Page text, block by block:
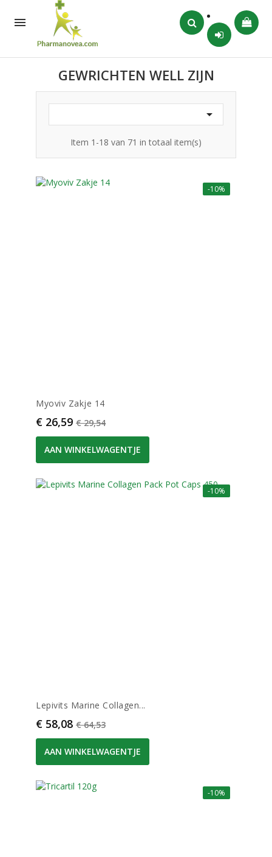

GEWRICHTEN WELL ZIJN

Item 1-18 van 71 in totaal item(s)
-10%
Myoviv Zakje 14
Prijs
€ 26,59 Normale prijs
€ 29,54
AAN WINKELWAGENTJE
-10%
Lepivits Marine Collagen...
Prijs
€ 58,08 Normale prijs
€ 64,53
AAN WINKELWAGENTJE
-10%